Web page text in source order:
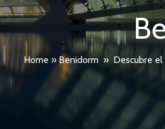
Home »Benidorm » Descubre